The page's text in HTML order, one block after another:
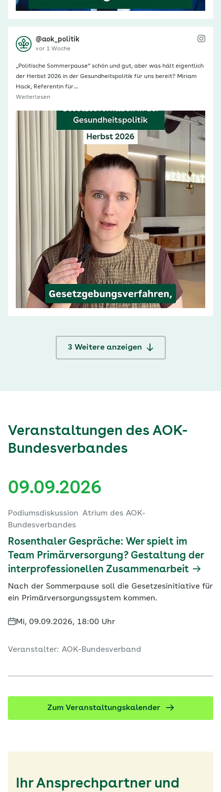
@aok_politik
vor 1 Woche
„Politische Sommerpause“ schön und gut, aber was hält eigentlich
der Herbst 2026 in der Gesundheitspolitik für uns bereit? Miriam
Hack, Referentin für…
Weiterlesen
3 Weitere anzeigen
Veranstaltungen des AOK-
Bundesverbandes
09.09.2026
Podiumsdiskussion Atrium des AOK-
Bundesverbandes
Rosenthaler Gespräche: Wer spielt im
Team Primärversorgung? Gestaltung der
interprofessionellen Zusammenarbeit
Nach der Sommerpause soll die Gesetzesinitiative für
ein Primärversorgungssystem kommen.
Mi, 09.09.2026, 18:00 Uhr
Veranstalter: AOK-Bundesverband
Zum Veranstaltungskalender
Ihr Ansprechpartner und